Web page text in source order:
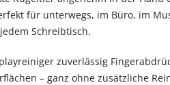
für unterwegs, im Büro, im
Schreibtisch.
zuverlässig
– ganz ohne zusätzliche